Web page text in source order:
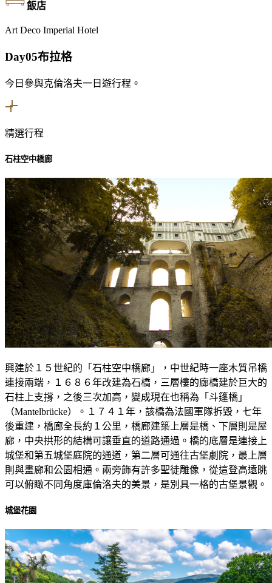
飯店
Art Deco Imperial Hotel
Day05布拉格
今日參與克倫洛夫一日遊行程。
精選行程
石柱空中橋廊
興建於１５世紀的「石柱空中橋廊」，中世紀時一座木質吊橋
連接兩端，１６８６年改建為石橋，三層樓的廊橋建於巨大的
石柱上支撐，之後三次加高，變成現在也稱為「斗篷橋」
（Mantelbrücke）。１７４１年，該橋為法國軍隊拆毀，七年
後重建，橋廊全長約１公里，橋廊建築上層是橋、下層則是屋
廊，中央拱形的結構可讓垂直的道路通過。橋的底層是連接上
城堡和第五城堡庭院的通道，第二層可通往古堡劇院，最上層
則與畫廊和公園相通。兩旁飾有許多聖徒雕像，從這登高遠眺
可以俯瞰不同角度庫倫洛夫的美景，是別具一格的古堡景觀。
城堡花園